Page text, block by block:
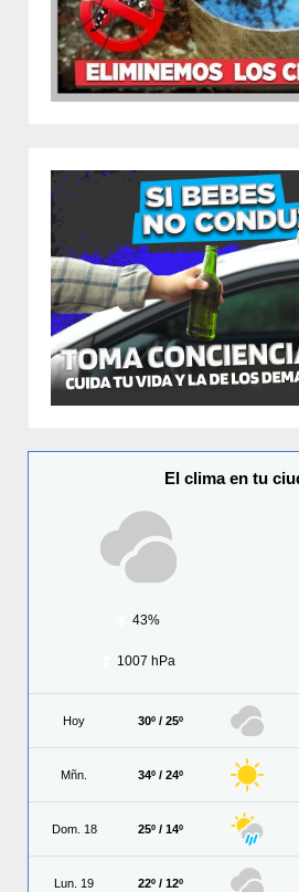
El clima en tu
43%
1007 hPa
Hoy 30º / 25º
Mñn. 34º / 24º
Dom. 18 25º / 14º
Lun. 19 22º / 12º